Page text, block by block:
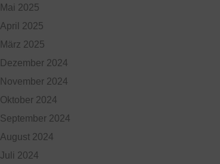
Mai 2025
April 2025
März 2025
Dezember 2024
November 2024
Oktober 2024
September 2024
August 2024
Juli 2024